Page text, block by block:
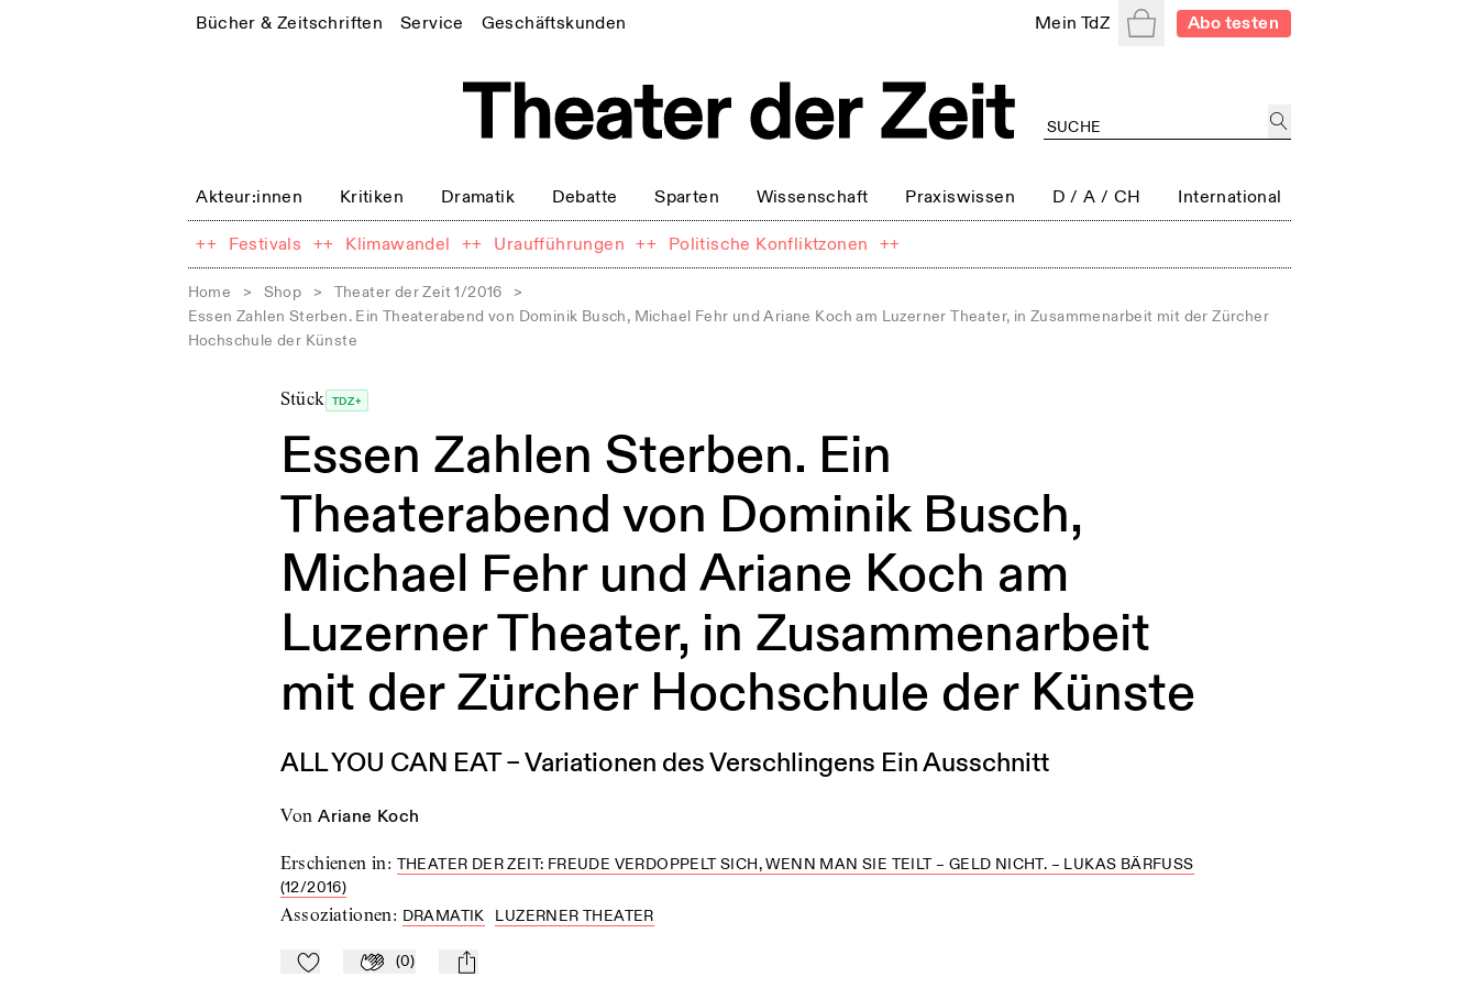
Bücher & Zeitschriften Service Geschäftskunden Mein TdZ WarenkorbAbo testen
Akteur:innen Kritiken Dramatik Debatte Sparten Wissenschaft Praxiswissen D / A / CH International
++ Festivals ++ Klimawandel ++ Uraufführungen ++ Politische Konfliktzonen ++
Home > Shop > Theater der Zeit 1/2016
>
Essen Zahlen Sterben. Ein Theaterabend von Dominik Busch, Michael Fehr und Ariane Koch am Luzerner Theater, in Zusammenarbeit mit der Zürcher
Hochschule der Künste
Stück TDZ+
Essen Zahlen Sterben. Ein
Theaterabend von Dominik Busch,
Michael Fehr und Ariane Koch am
Luzerner Theater, in Zusammenarbeit
mit der Zürcher Hochschule der Künste
ALL YOU CAN EAT – Variationen des Verschlingens Ein Ausschnitt
von Ariane Koch
Erschienen in: THEATER DER ZEIT: FREUDE VERDOPPELT SICH, WENN MAN SIE TEILT – GELD NICHT. – LUKAS BÄRFUSS
(12/2016)
Assoziationen: DRAMATIK LUZERNER THEATER
Zu Mein-TdZ hinzufügen
Applaudieren
(0) mail